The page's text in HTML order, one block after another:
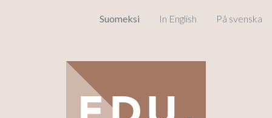
Suomeksi In English På svenska